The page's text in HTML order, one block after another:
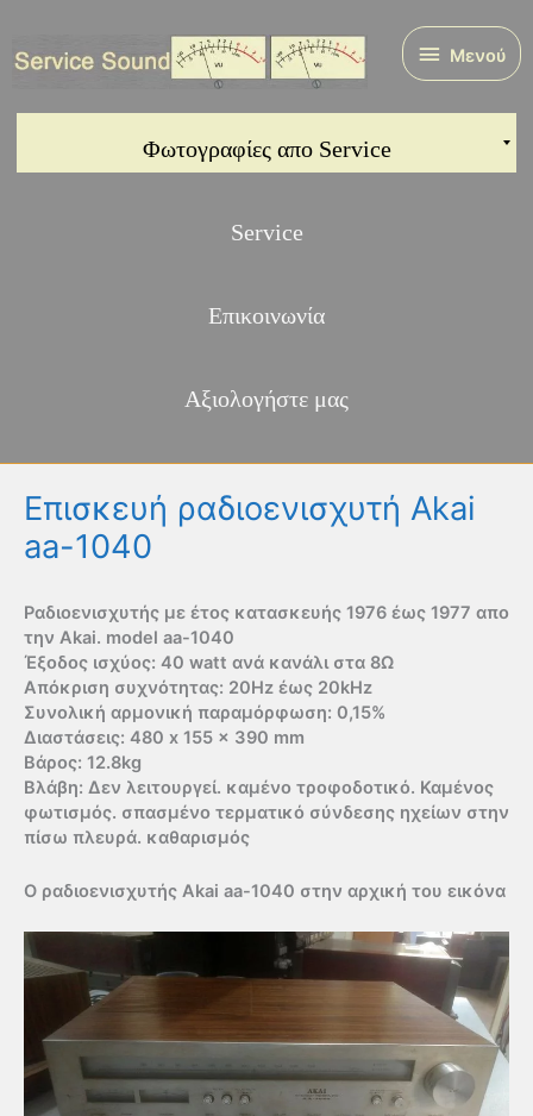
περιεχόμενο
Μενού
Μενού
Φωτογραφίες απο Service
Service
Επικοινωνία
Αξιολογήστε μας
Επισκευή ραδιοενισχυτή Akai
aa-1040
Ραδιοενισχυτής με έτος κατασκευής 1976 έως 1977 απο
την Akai. model aa-1040
Έξοδος ισχύος: 40 watt ανά κανάλι στα 8Ω
Απόκριση συχνότητας: 20Hz έως 20kHz
Συνολική αρμονική παραμόρφωση: 0,15%
Διαστάσεις: 480 x 155 x 390 mm
Βάρος: 12.8kg
Βλάβη: Δεν λειτουργεί. καμένο τροφοδοτικό. Καμένος
φωτισμός. σπασμένο τερματικό σύνδεσης ηχείων στην
πίσω πλευρά. καθαρισμός
Ο ραδιοενισχυτής Akai aa-1040 στην αρχική του εικόνα